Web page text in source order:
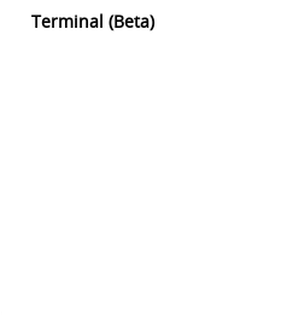
Terminal (Beta)